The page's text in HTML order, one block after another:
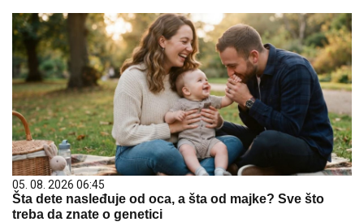
05. 08. 2026 06:45
Šta dete nasleđuje od oca, a šta od majke? Sve što
treba da znate o genetici